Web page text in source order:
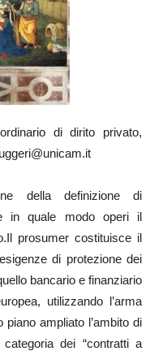
di dirito privato,
della definizione di
in quale modo operi il
prosumer costituisce il
di protezione dei
bancario e finanziario
utilizzando l’arma
piano ampliato l’ambito di
dei “contratti a